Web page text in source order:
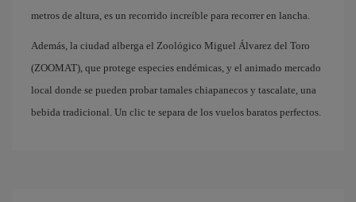
metros de altura, es un recorrido increíble para recorrer en lancha.
Además, la ciudad alberga el Zoológico Miguel Álvarez del Toro
(ZOOMAT), que protege especies endémicas, y el animado mercado
local donde se pueden probar tamales chiapanecos y tascalate, una
bebida tradicional. Un clic te separa de los vuelos baratos perfectos.